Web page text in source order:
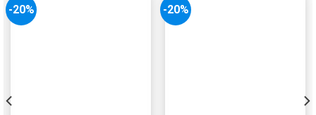
-20% -20%